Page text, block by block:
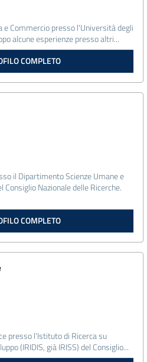
e Commercio presso l'Università degli
alcune esperienze presso altri...
COMPLETO
il Dipartimento Scienze Umane e
Nazionale delle Ricerche.
COMPLETO
presso l'Istituto di Ricerca su
(IRIDIS, già IRISS) del Consiglio...